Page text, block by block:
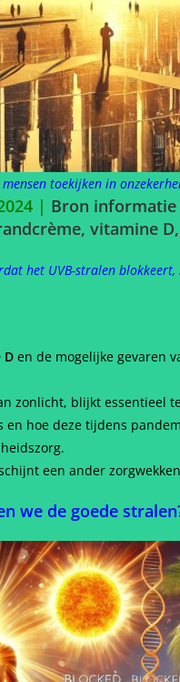
toekijken in
| Bron informatie
vitamine
het UVB-stralen
D en de mogelijke gevaren
zonlicht, blijkt essentieel
hoe deze tijdens
een ander
we de goede